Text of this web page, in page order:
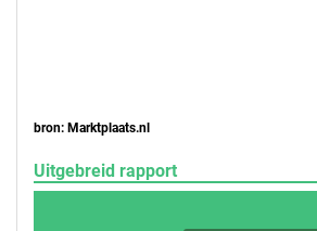
bron: Marktplaats.nl
Uitgebreid rapport